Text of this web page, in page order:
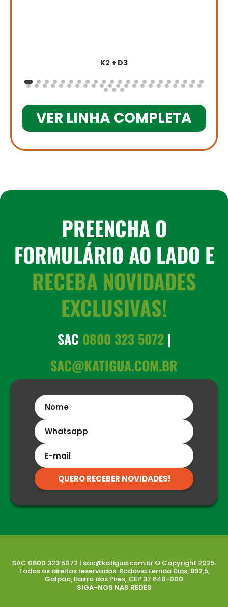
K2 + D3
VER LINHA COMPLETA
PREENCHA O
FORMULÁRIO AO LADO E
RECEBA NOVIDADES
EXCLUSIVAS!
SAC 0800 323 5072|
SAC@KATIGUA.COM.BR
QUERO RECEBER NOVIDADES!
SAC 0800 323 5072 | sac@katigua.com.br © Copyright 2025.
Todos os direitos reservados. Rodovia Fernão Dias, 892,5,
Galpão, Bairro dos Pires, CEP 37.640-000
SIGA-NOS NAS REDES